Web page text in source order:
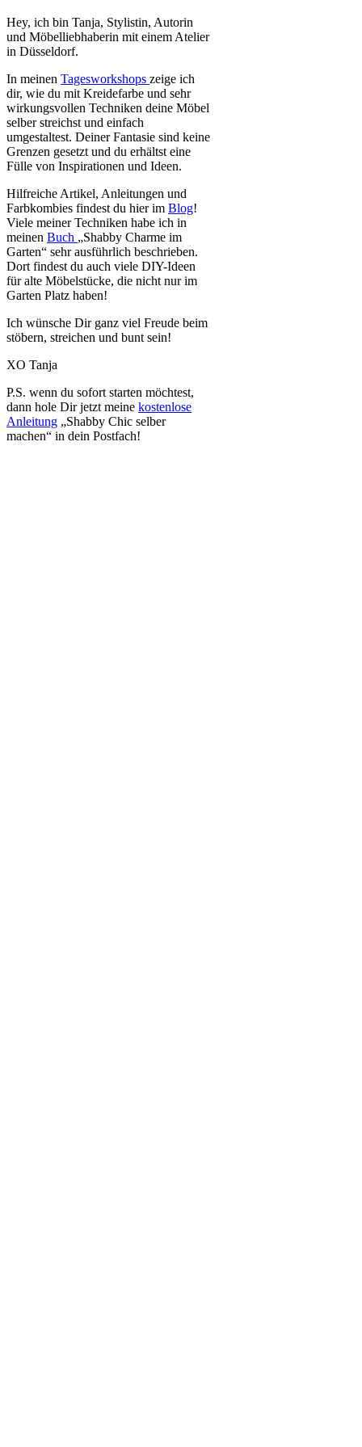
Hey, ich bin Tanja, Stylistin, Autorin
und Möbelliebhaberin mit einem Atelier
in Düsseldorf.
In meinen Tagesworkshops zeige ich
dir, wie du mit Kreidefarbe und sehr
wirkungsvollen Techniken deine Möbel
selber streichst und einfach
umgestaltest. Deiner Fantasie sind keine
Grenzen gesetzt und du erhältst eine
Fülle von Inspirationen und Ideen.
Hilfreiche Artikel, Anleitungen und
Farbkombies findest du hier im Blog!
Viele meiner Techniken habe ich in
meinen Buch „Shabby Charme im
Garten“ sehr ausführlich beschrieben.
Dort findest du auch viele DIY-Ideen
für alte Möbelstücke, die nicht nur im
Garten Platz haben!
Ich wünsche Dir ganz viel Freude beim
stöbern, streichen und bunt sein!
XO Tanja
P.S. wenn du sofort starten möchtest,
dann hole Dir jetzt meine kostenlose
Anleitung „Shabby Chic selber
machen“ in dein Postfach!